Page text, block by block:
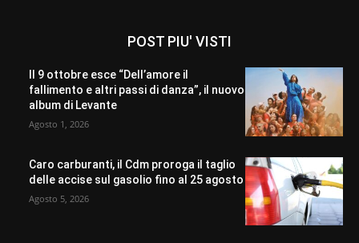
POST PIU' VISTI
Il 9 ottobre esce “Dell’amore il
fallimento e altri passi di danza”, il nuovo
album di Levante
Agosto 1, 2026
Caro carburanti, il Cdm proroga il taglio
delle accise sul gasolio fino al 25 agosto
Agosto 5, 2026